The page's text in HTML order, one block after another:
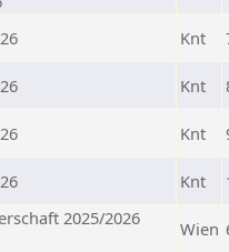
Knt
Knt
Knt
Knt
2025/2026
Wien